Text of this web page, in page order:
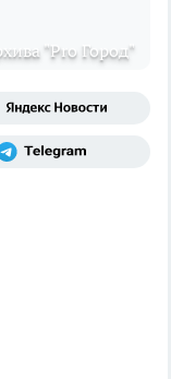
"Pro Город"